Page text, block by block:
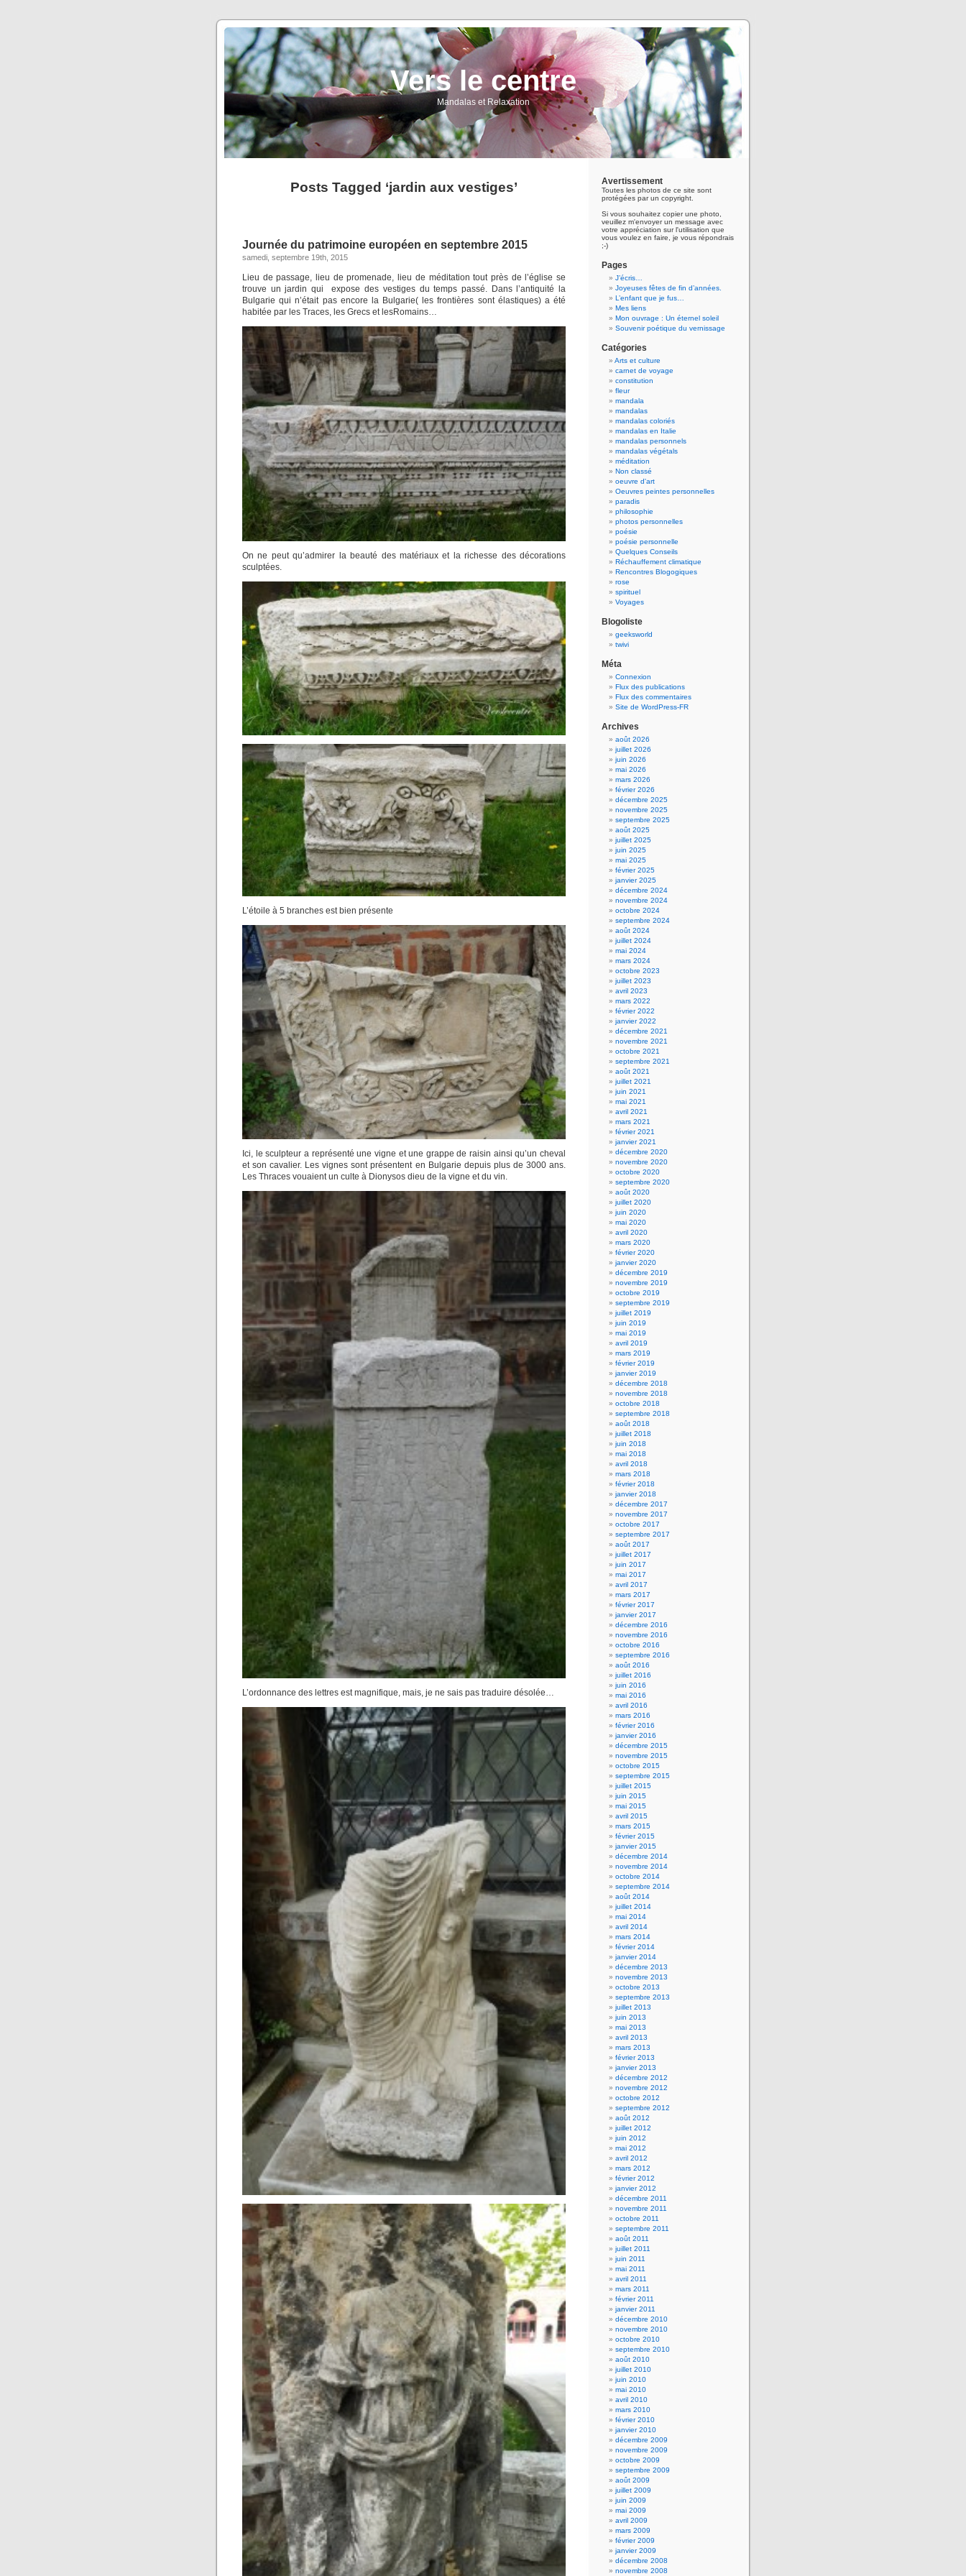
Vers le centre
Mandalas et Relaxation
Posts Tagged ‘jardin aux vestiges’
Journée du patrimoine européen en septembre 2015
samedi, septembre 19th, 2015
Lieu de passage, lieu de promenade, lieu de méditation tout près de l’église se
trouve un jardin qui expose des vestiges du temps passé. Dans l’antiquité la
Bulgarie qui n’était pas encore la Bulgarie( les frontières sont élastiques) a été
habitée par les Traces, les Grecs et lesRomains…
On ne peut qu’admirer la beauté des matériaux et la richesse des décorations
sculptées.
L’étoile à 5 branches est bien présente
Ici, le sculpteur a représenté une vigne et une grappe de raisin ainsi qu’un cheval
et son cavalier. Les vignes sont présentent en Bulgarie depuis plus de 3000 ans.
Les Thraces vouaient un culte à Dionysos dieu de la vigne et du vin.
L’ordonnance des lettres est magnifique, mais, je ne sais pas traduire désolée…
Avertissement
Toutes les photos de ce site sont
protégées par un copyright.
Si vous souhaitez copier une photo,
veuillez m'envoyer un message avec
votre appréciation sur l'utilisation que
vous voulez en faire, je vous répondrais
;-)
Pages
J’écris…
Joyeuses fêtes de fin d’années.
L’enfant que je fus…
Mes liens
Mon ouvrage : Un éternel soleil
Souvenir poétique du vernissage
Catégories
Arts et culture
carnet de voyage
constitution
fleur
mandala
mandalas
mandalas coloriés
mandalas en Italie
mandalas personnels
mandalas végétals
méditation
Non classé
oeuvre d'art
Oeuvres peintes personnelles
paradis
philosophie
photos personnelles
poésie
poésie personnelle
Quelques Conseils
Réchauffement climatique
Rencontres Blogogiques
rose
spirituel
Voyages
Blogoliste
geeksworld
twivi
Méta
Connexion
Flux des publications
Flux des commentaires
Site de WordPress-FR
Archives
août 2026
juillet 2026
juin 2026
mai 2026
mars 2026
février 2026
décembre 2025
novembre 2025
septembre 2025
août 2025
juillet 2025
juin 2025
mai 2025
février 2025
janvier 2025
décembre 2024
novembre 2024
octobre 2024
septembre 2024
août 2024
juillet 2024
mai 2024
mars 2024
octobre 2023
juillet 2023
avril 2023
mars 2022
février 2022
janvier 2022
décembre 2021
novembre 2021
octobre 2021
septembre 2021
août 2021
juillet 2021
juin 2021
mai 2021
avril 2021
mars 2021
février 2021
janvier 2021
décembre 2020
novembre 2020
octobre 2020
septembre 2020
août 2020
juillet 2020
juin 2020
mai 2020
avril 2020
mars 2020
février 2020
janvier 2020
décembre 2019
novembre 2019
octobre 2019
septembre 2019
juillet 2019
juin 2019
mai 2019
avril 2019
mars 2019
février 2019
janvier 2019
décembre 2018
novembre 2018
octobre 2018
septembre 2018
août 2018
juillet 2018
juin 2018
mai 2018
avril 2018
mars 2018
février 2018
janvier 2018
décembre 2017
novembre 2017
octobre 2017
septembre 2017
août 2017
juillet 2017
juin 2017
mai 2017
avril 2017
mars 2017
février 2017
janvier 2017
décembre 2016
novembre 2016
octobre 2016
septembre 2016
août 2016
juillet 2016
juin 2016
mai 2016
avril 2016
mars 2016
février 2016
janvier 2016
décembre 2015
novembre 2015
octobre 2015
septembre 2015
juillet 2015
juin 2015
mai 2015
avril 2015
mars 2015
février 2015
janvier 2015
décembre 2014
novembre 2014
octobre 2014
septembre 2014
août 2014
juillet 2014
mai 2014
avril 2014
mars 2014
février 2014
janvier 2014
décembre 2013
novembre 2013
octobre 2013
septembre 2013
juillet 2013
juin 2013
mai 2013
avril 2013
mars 2013
février 2013
janvier 2013
décembre 2012
novembre 2012
octobre 2012
septembre 2012
août 2012
juillet 2012
juin 2012
mai 2012
avril 2012
mars 2012
février 2012
janvier 2012
décembre 2011
novembre 2011
octobre 2011
septembre 2011
août 2011
juillet 2011
juin 2011
mai 2011
avril 2011
mars 2011
février 2011
janvier 2011
décembre 2010
novembre 2010
octobre 2010
septembre 2010
août 2010
juillet 2010
juin 2010
mai 2010
avril 2010
mars 2010
février 2010
janvier 2010
décembre 2009
novembre 2009
octobre 2009
septembre 2009
août 2009
juillet 2009
juin 2009
mai 2009
avril 2009
mars 2009
février 2009
janvier 2009
décembre 2008
novembre 2008